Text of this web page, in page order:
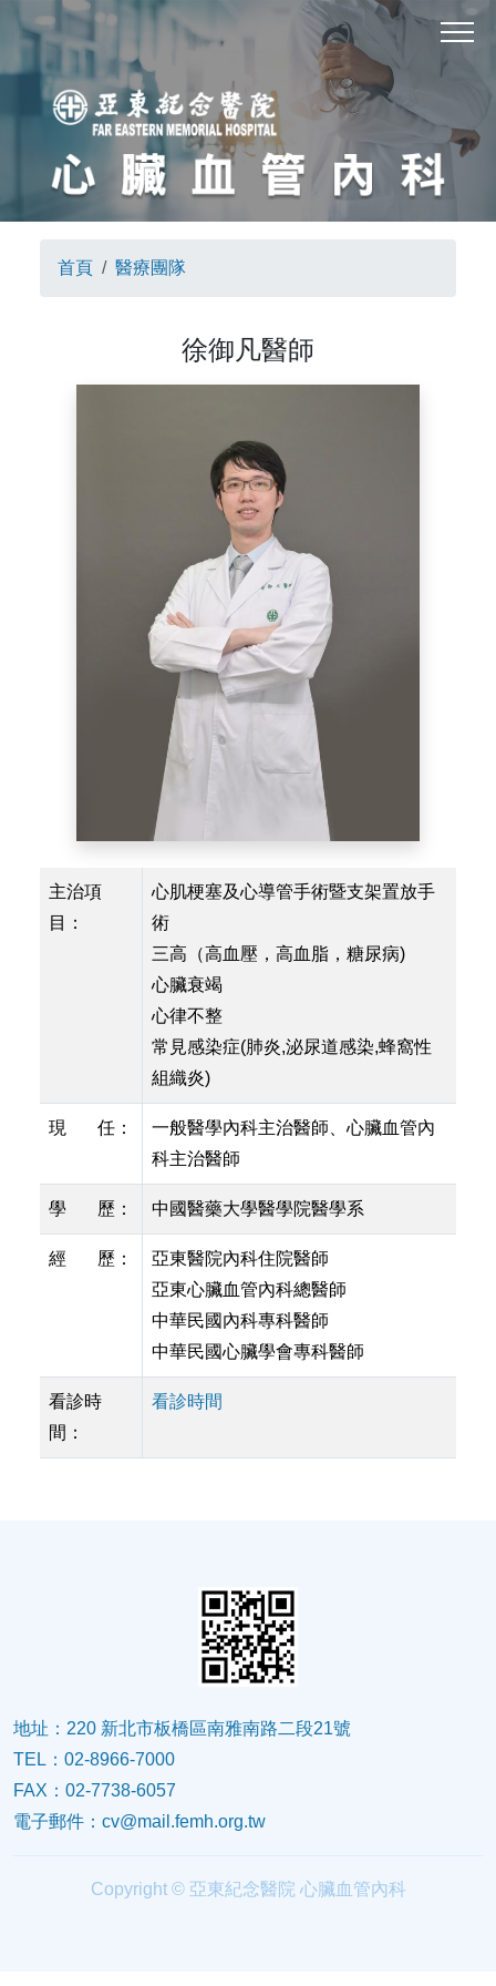
首頁 醫療團隊
徐御凡醫師
主治項
目：
心肌梗塞及心導管手術暨支架置放手
術
三高（高血壓，高血脂，糖尿病)
心臟衰竭
心律不整
常見感染症(肺炎,泌尿道感染,蜂窩性
組織炎)
現 任：
一般醫學內科主治醫師、心臟血管內
科主治醫師
學 歷： 中國醫藥大學醫學院醫學系
經 歷：
亞東醫院內科住院醫師
亞東心臟血管內科總醫師
中華民國內科專科醫師
中華民國心臟學會專科醫師
看診時
間：
看診時間
地址：220 新北市板橋區南雅南路二段21號
TEL：02-8966-7000
FAX：02-7738-6057
電子郵件： cv@mail.femh.org.tw
Copyright © 亞東紀念醫院 心臟血管內科